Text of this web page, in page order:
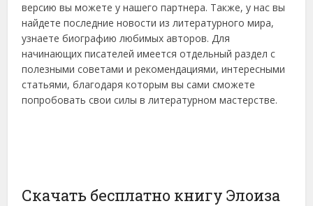
версию вы можете у нашего партнера. Также, у нас вы
найдете последние новости из литературного мира,
узнаете биографию любимых авторов. Для
начинающих писателей имеется отдельный раздел с
полезными советами и рекомендациями, интересными
статьями, благодаря которым вы сами сможете
попробовать свои силы в литературном мастерстве.
Скачать бесплатно книгу Элоиза